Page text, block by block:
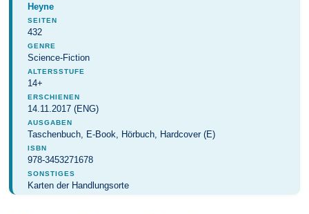
Heyne
SEITEN
432
GENRE
Science-Fiction
ALTERSSTUFE
14+
ERSCHIENEN
14.11.2017 (ENG)
AUSGABEN
Taschenbuch, E-Book, Hörbuch, Hardcover (E)
ISBN
978-3453271678
SONSTIGES
Karten der Handlungsorte